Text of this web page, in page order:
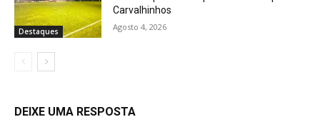
Destaques
Carvalhinhos
Agosto 4, 2026
DEIXE UMA RESPOSTA